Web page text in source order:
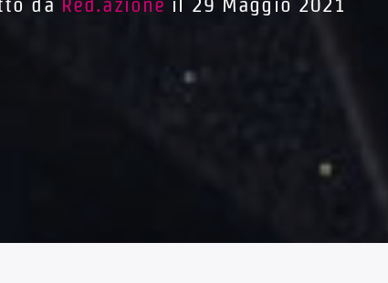
da Red.azione il 29 Maggio 2021